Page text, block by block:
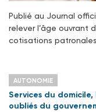
Publié au Journal
relever l’âge ouvrant
cotisations
AUTONOMIE
Services du
oubliés du